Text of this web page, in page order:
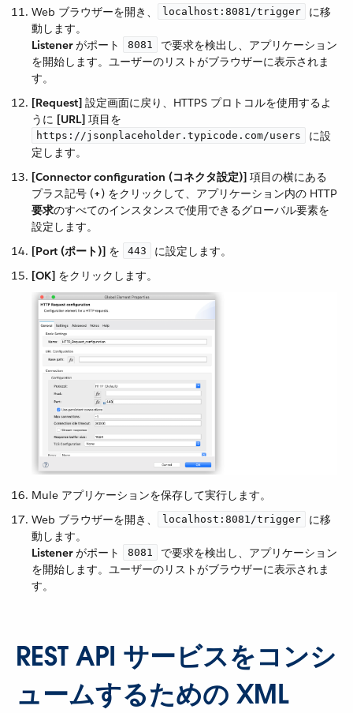
Web ブラウザーを開き、​
localhost:8081/trigger
​ に移
動します。
Listener​ がポート ​ 8081
​ で要求を検出し、アプリケーション
を開始します。ユーザーのリストがブラウザーに表示されま
す。
[Request] ​ 設定画面に戻り、HTTPS プロトコルを使用するよ
うに ​ [URL] ​ 項目を ​
https://jsonplaceholder.typicode.com/users
​ に設
定します。
[Connector configuration (コネクタ設定)] ​ 項目の横にある
プラス記号 (​+​) をクリックして、アプリケーション内の HTTP
要求​のすべてのインスタンスで使用できるグローバル要素を
設定します。
[Port (ポート)] ​ を ​ 443
​ に設定します。
[OK] ​ をクリックします。
Mule アプリケーションを保存して実行します。
Web ブラウザーを開き、​
localhost:8081/trigger
​ に移
動します。
Listener​ がポート ​ 8081
​ で要求を検出し、アプリケーション
を開始します。ユーザーのリストがブラウザーに表示されま
す。
REST API サービスをコンシ
ュームするための XML